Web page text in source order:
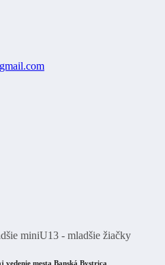
miniU13 - mladšie žiačky
vedenie mesta Banská Bystrica